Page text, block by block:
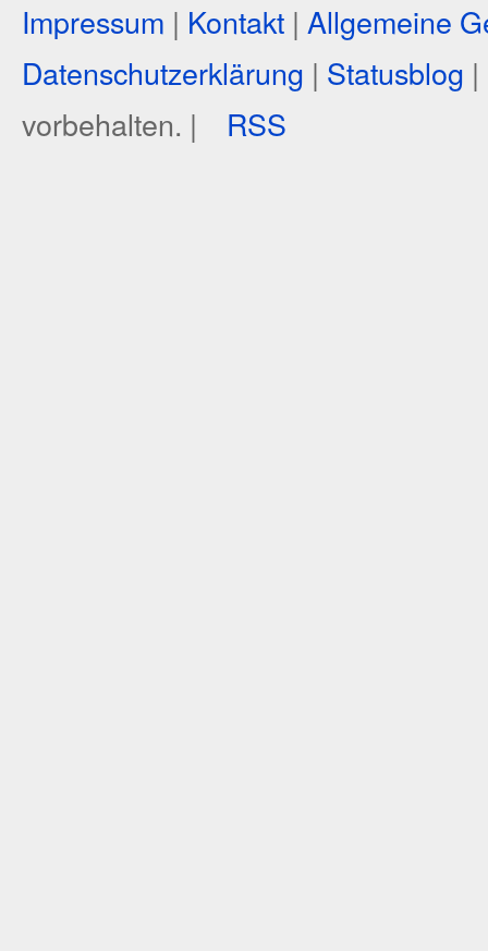
Impressum | Kontakt | Allgemeine
Datenschutzerklärung | Statusblog |
vorbehalten. |
RSS